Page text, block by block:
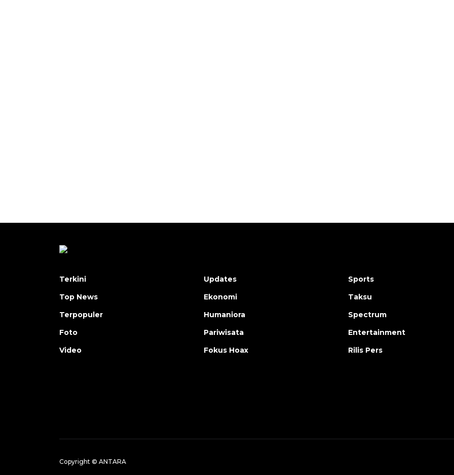
Terkini
Top News
Terpopuler
Foto
Video
Updates
Ekonomi
Humaniora
Pariwisata
Fokus Hoax
Sports
Taksu
Spectrum
Entertainment
Rilis Pers
Copyright © ANTARA